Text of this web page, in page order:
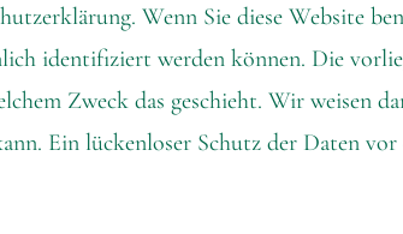
Wenn Sie diese Website
identifiziert werden können. Die
Zweck das geschieht. Wir weisen
Ein lückenloser Schutz der Daten